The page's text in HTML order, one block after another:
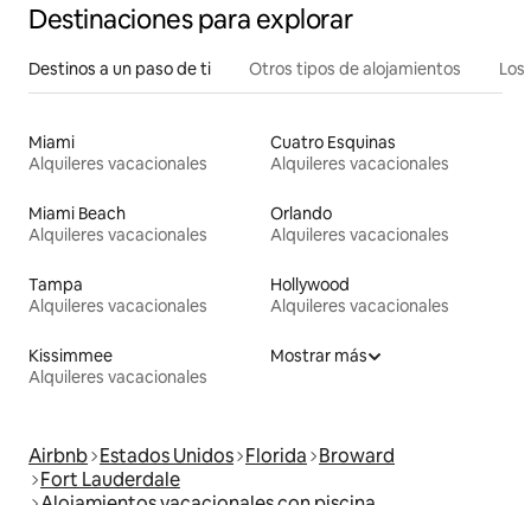
Destinaciones para explorar
Destinos a un paso de ti Otros tipos de alojamientos
Miami
Alquileres vacacionales
Cuatro Esquinas
Alquileres vacacionales
Miami Beach
Alquileres vacacionales
Orlando
Alquileres vacacionales
Tampa
Alquileres vacacionales
Hollywood
Alquileres vacacionales
Kissimmee
Alquileres vacacionales
Mostrar más
Airbnb Estados Unidos Florida Broward
Fort Lauderdale